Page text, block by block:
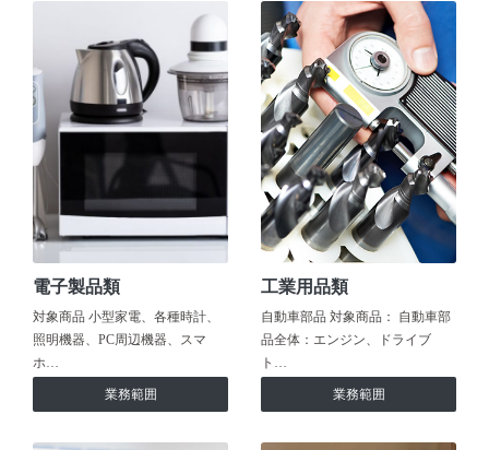
電子製品類
対象商品 小型家電、各種時計、
照明機器、PC周辺機器、スマ
ホ…
業務範囲
工業用品類
自動車部品 対象商品： 自動車部
品全体：エンジン、ドライブ
ト…
業務範囲